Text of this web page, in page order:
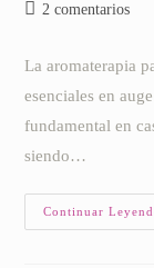
Comentarios
2 comentarios
La aromaterapia
esenciales en
fundamental en
siendo…
Continuar